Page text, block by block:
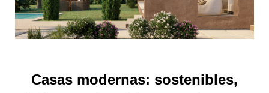
Casas modernas: sostenibles,